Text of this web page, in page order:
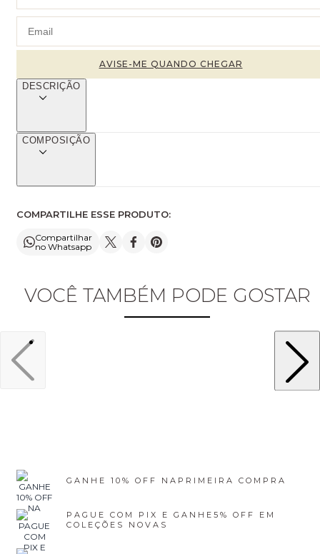
DESCRIÇÃO
COMPOSIÇÃO
COMPARTILHE ESSE PRODUTO:
Compartilhar
no Whatsapp
VOCÊ TAMBÉM PODE GOSTAR
GANHE 10% OFF NA PRIMEIRA COMPRA
PAGUE COM PIX E GANHE 5% OFF EM
COLEÇÕES NOVAS